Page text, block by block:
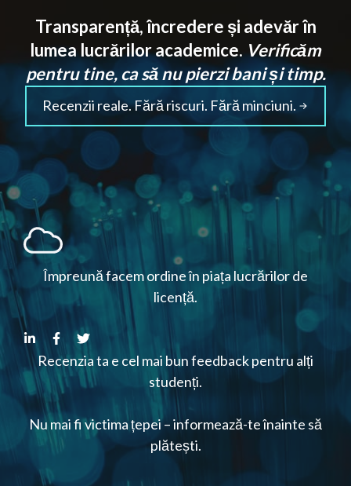
Transparență, încredere și adevăr în
lumea lucrărilor academice. Verificăm
pentru tine, ca să nu pierzi bani și timp.
Recenzii reale. Fără riscuri. Fără minciuni.
Împreună facem ordine în piața lucrărilor de
licență.
Recenzia ta e cel mai bun feedback pentru alți
studenți.
Nu mai fi victima țepei – informează-te înainte să
plătești.